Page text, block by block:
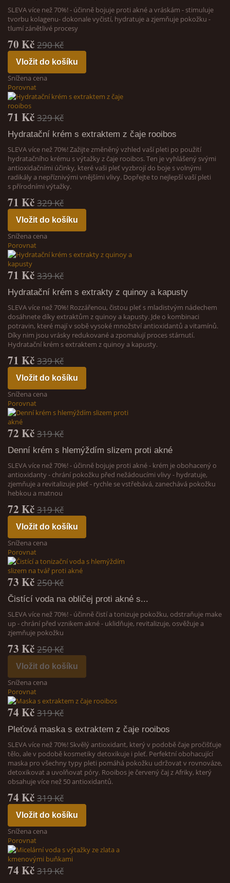
SLEVA více než 70%! - účinně bojuje proti akné a vráskám - stimuluje
tvorbu kolagenu- dokonale vyčistí, hydratuje a zjemňuje pokožku -
tlumí zánětlivé procesy
70 Kč 290 Kč
Vložit do košíku
Snížena cena
Porovnat
71 Kč 329 Kč
Hydratační krém s extraktem z čaje rooibos
SLEVA více než 70%! Zažijte změněný vzhled vaší pleti po použití
hydratačního krému s výtažky z čaje rooibos. Ten je vyhlášený svými
antioxidačními účinky, které vaši pleť vyzbrojí do boje s volnými
radikály a nepříznivými vnějšími vlivy. Dopřejte to nejlepší vaší pleti
s přírodními výtažky.
71 Kč 329 Kč
Vložit do košíku
Snížena cena
Porovnat
71 Kč 339 Kč
Hydratační krém s extrakty z quinoy a kapusty
SLEVA více než 70%! Rozzářenou, čistou pleť s mladistvým nádechem
dosáhnete díky extraktům z quinoy a kapusty. Jde o kombinaci
potravin, které mají v sobě vysoké množství antioxidantů a vitamínů.
Díky nim jsou vrásky redukované a zpomalují proces stárnutí.
Hydratační krém s extraktem z quinoy a kapusty.
71 Kč 339 Kč
Vložit do košíku
Snížena cena
Porovnat
72 Kč 319 Kč
Denní krém s hlemýždím slizem proti akné
SLEVA více než 70%! - účinně bojuje proti akné - krém je obohacený o
antioxidanty - chrání pokožku před nežádoucími vlivy - hydratuje,
zjemňuje a revitalizuje pleť - rychle se vstřebává, zanechává pokožku
hebkou a matnou
72 Kč 319 Kč
Vložit do košíku
Snížena cena
Porovnat
73 Kč 250 Kč
Čistící voda na obličej proti akné s...
SLEVA více než 70%! - účinně čistí a tonizuje pokožku, odstraňuje make
up - chrání před vznikem akné - uklidňuje, revitalizuje, osvěžuje a
zjemňuje pokožku
73 Kč 250 Kč
Vložit do košíku
Snížena cena
Porovnat
74 Kč 319 Kč
Pleťová maska s extraktem z čaje rooibos
SLEVA více než 70%! Skvělý antioxidant, který v podobě čaje pročišťuje
tělo, ale v podobě kosmetiky detoxikuje i pleť. Perfektní obohacující
maska pro všechny typy pleti pomáhá pokožku udržovat v rovnováze,
detoxikovat a uvolňovat póry. Rooibos je červený čaj z Afriky, který
obsahuje více než 50 antioxidantů.
74 Kč 319 Kč
Vložit do košíku
Snížena cena
Porovnat
74 Kč 319 Kč